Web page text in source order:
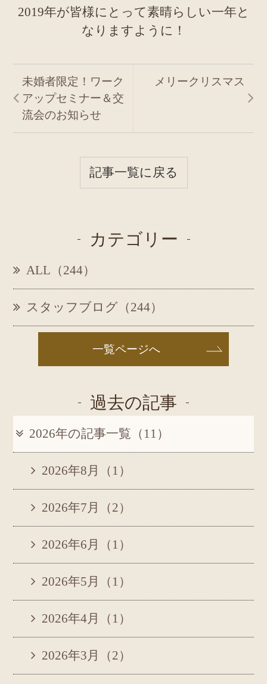
2019年が皆様にとって素晴らしい一年と
なりますように！
未婚者限定！ワーク
アップセミナー＆交
流会のお知らせ
メリークリスマス
記事一覧に戻る
カテゴリー
ALL（244）
スタッフブログ（244）
一覧ページへ
過去の記事
2026年の記事一覧（11）
2026年8月（1）
2026年7月（2）
2026年6月（1）
2026年5月（1）
2026年4月（1）
2026年3月（2）